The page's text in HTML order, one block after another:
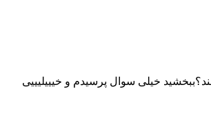
خیلی سوال پرسیدم و خیییلیییی